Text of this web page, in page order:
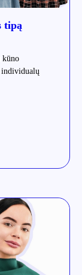
tipą
kūno